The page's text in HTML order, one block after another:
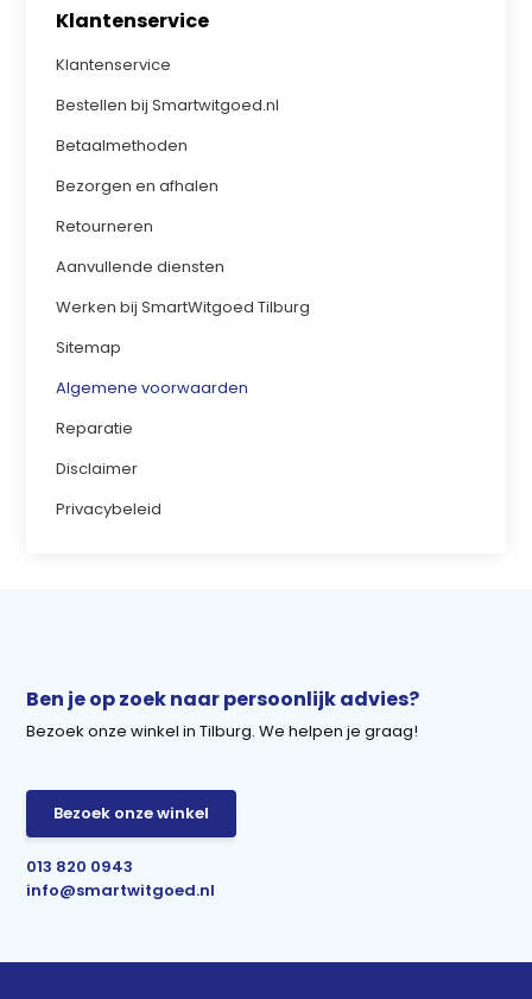
Klantenservice
Klantenservice
Bestellen bij Smartwitgoed.nl
Betaalmethoden
Bezorgen en afhalen
Retourneren
Aanvullende diensten
Werken bij SmartWitgoed Tilburg
Sitemap
Algemene voorwaarden
Reparatie
Disclaimer
Privacybeleid
Ben je op zoek naar persoonlijk advies?
Bezoek onze winkel in Tilburg. We helpen je graag!
Bezoek onze winkel
013 820 0943
info@smartwitgoed.nl